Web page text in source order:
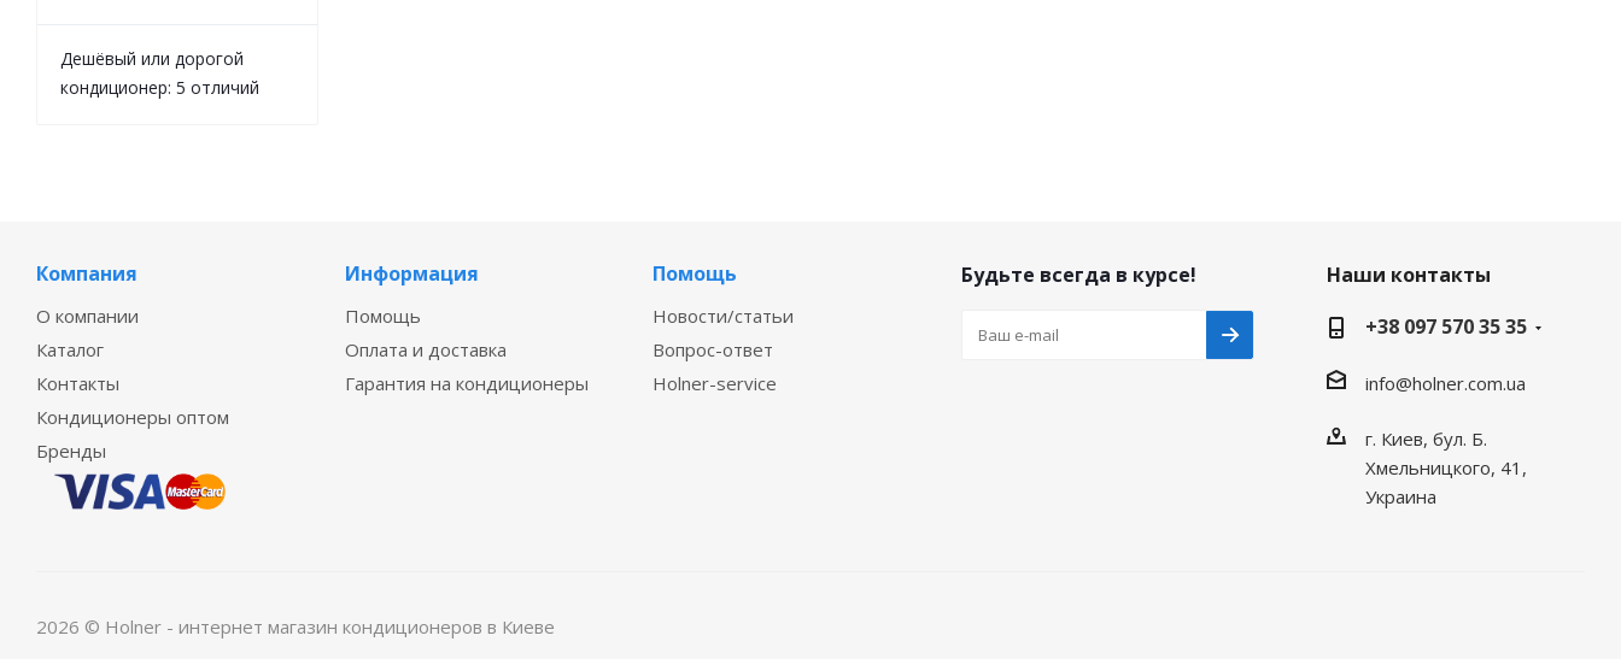
Дешёвый или дорогой
кондиционер: 5 отличий
Компания
О компании
Каталог
Контакты
Кондиционеры оптом
Бренды
Информация
Помощь
Оплата и доставка
Гарантия на кондиционеры
Помощь
Новости/статьи
Вопрос-ответ
Holner-service
Будьте всегда в курсе!
Наши контакты
+38 097 570 35 35
info@holner.com.ua
г. Киев, бул. Б.
Хмельницкого, 41,
Украина
2026 © Holner - интернет магазин кондиционеров в Киеве